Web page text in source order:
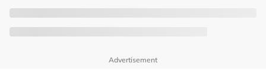
Advertisement